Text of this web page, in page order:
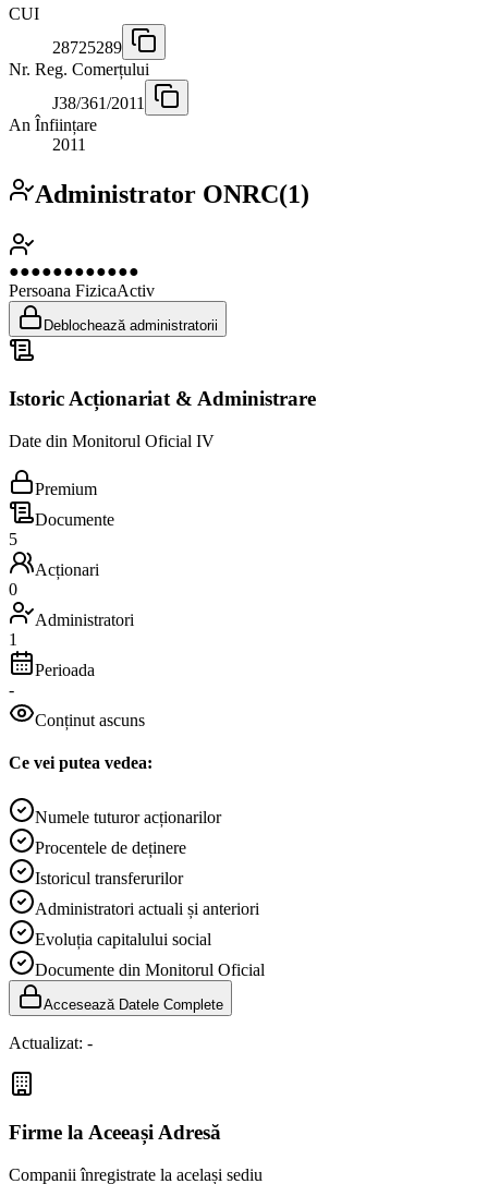
CUI
28725289
Nr. Reg. Comerțului
J38/361/2011
An Înființare
2011
Administrator ONRC(1)
●●●●●●●●●●●●
Persoana FizicaActiv
Deblochează administratorii
Istoric Acționariat & Administrare
Date din Monitorul Oficial IV
Premium
Documente
5
Acționari
0
Administratori
1
Perioada
-
Conținut ascuns
Ce vei putea vedea:
Numele tuturor acționarilor
Procentele de deținere
Istoricul transferurilor
Administratori actuali și anteriori
Evoluția capitalului social
Documente din Monitorul Oficial
Accesează Datele Complete
Actualizat: -
Firme la Aceeași Adresă
Companii înregistrate la același sediu